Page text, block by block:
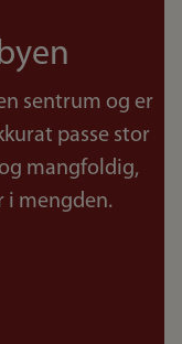
sentrum og er
passe stor
mangfoldig,
i mengden.